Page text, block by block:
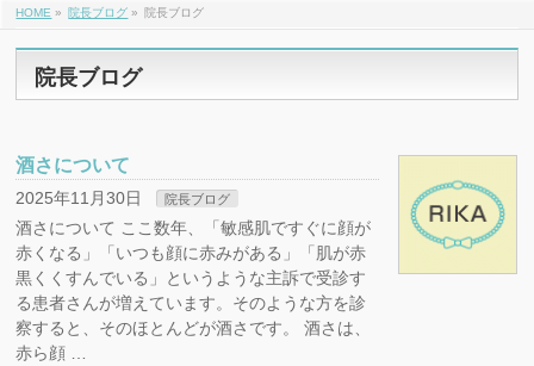
HOME » 院長ブログ » 院長ブログ
院長ブログ
酒さについて
2025年11月30日 院長ブログ
酒さについて ここ数年、「敏感肌ですぐに顔が
赤くなる」「いつも顔に赤みがある」「肌が赤
黒くくすんでいる」というような主訴で受診す
る患者さんが増えています。そのような方を診
察すると、そのほとんどが酒さです。 酒さは、
赤ら顔 …